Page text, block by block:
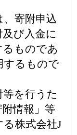
、寄附申込
び入金に
ものであ
するもので
等を行うた
情報」等
株式会社J